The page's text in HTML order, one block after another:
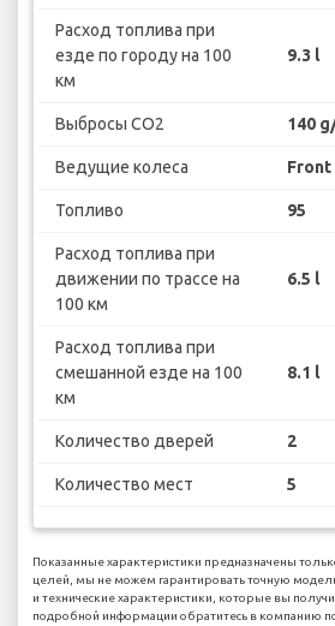
Расход топлива при
езде по городу на 100
км
9.3 l
Выбросы CO2 140
Ведущие колеса
Топливо 95
Расход топлива при
движении по трассе на
100 км
6.5 l
Расход топлива при
смешанной езде на 100
км
8.1 l
Количество дверей 2
Количество мест 5
Показанные характеристики предназначены
целей, мы не можем гарантировать точную
и технические характеристики, которые вы
подробной информации обратитесь в компанию